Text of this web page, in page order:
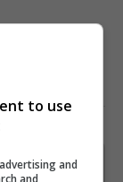
to use
and
and